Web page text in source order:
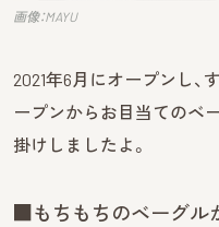
画像：MAYU
2021年6月にオープンし、
ープンからお目当てのベ
掛けしましたよ。
■もちもちのベーグル